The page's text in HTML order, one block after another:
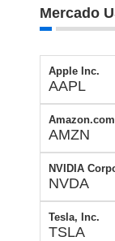
Mercado
Apple Inc.
AAPL
AMZN
NVIDIA
NVDA
Tesla, Inc.
TSLA